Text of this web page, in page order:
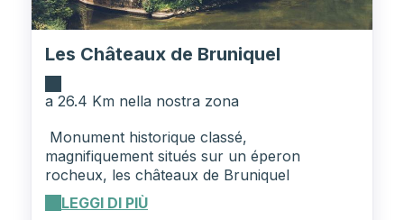
Les Châteaux de Bruniquel
a 26.4 Km nella nostra zona
Monument historique classé,
magnifiquement situés sur un éperon
rocheux, les châteaux de Bruniquel
surveillent les vallées de l'Aveyron et de la
Vère. Bruniquel, classé parmi les "plus beaux
LEGGI DI PIÙ